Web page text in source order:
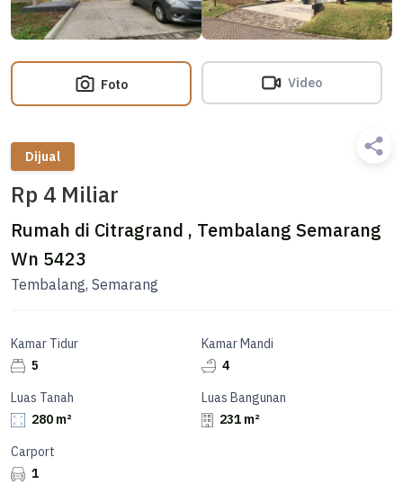
Foto Video
Dijual
Rp 4 Miliar
Rumah di Citragrand , Tembalang Semarang
Wn 5423
Tembalang, Semarang
Kamar Tidur
5
Kamar Mandi
4
Luas Tanah
280 m²
Luas Bangunan
231 m²
Carport
1